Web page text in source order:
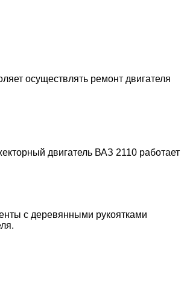
осуществлять ремонт двигателя
двигатель ВАЗ 2110 работает
с деревянными рукоятками